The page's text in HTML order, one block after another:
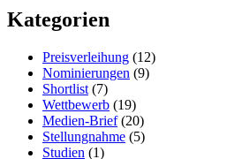
Kategorien
Preisverleihung (12)
Nominierungen (9)
Shortlist (7)
Wettbewerb (19)
Medien-Brief(20)
Stellungnahme (5)
Studien (1)